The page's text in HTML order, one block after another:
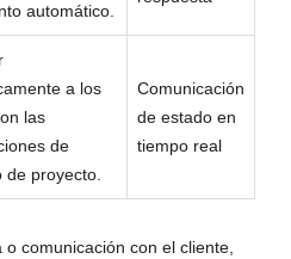
automático.
a los
las
de
de proyecto.
Comunicación
de estado en
tiempo real
comunicación con el cliente,